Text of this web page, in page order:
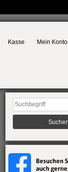
Kasse Mein Konto
Suchen
nach: